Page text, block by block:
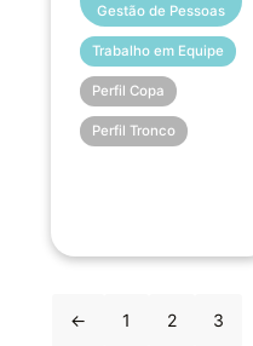
Gestão de Pessoas
Trabalho em Equipe
Perfil Copa
Perfil Tronco
← 1 2 3